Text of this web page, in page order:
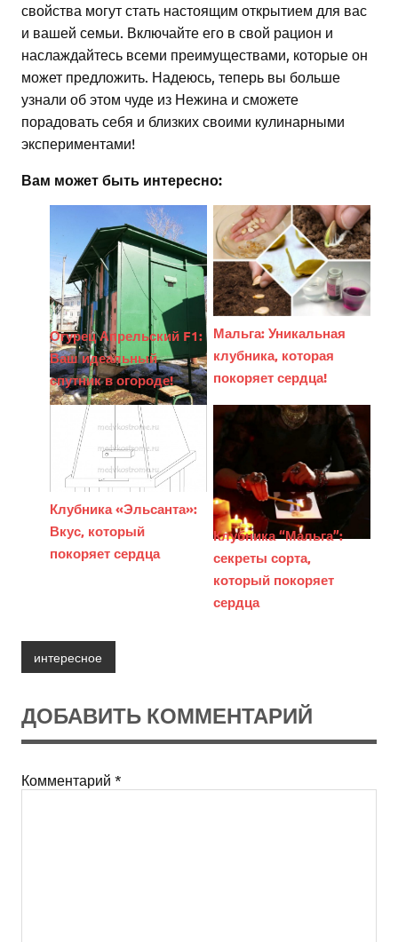
свойства могут стать настоящим открытием для вас
и вашей семьи. Включайте его в свой рацион и
наслаждайтесь всеми преимуществами, которые он
может предложить. Надеюсь, теперь вы больше
узнали об этом чуде из Нежина и сможете
порадовать себя и близких своими кулинарными
экспериментами!
Вам может быть интересно:
Огурец Апрельский F1:
Ваш идеальный
спутник в огороде!
Мальга: Уникальная
клубника, которая
покоряет сердца!
Клубника «Эльсанта»:
Вкус, который
покоряет сердца
Клубника “Мальга”:
секреты сорта,
который покоряет
сердца
интересное
ДОБАВИТЬ КОММЕНТАРИЙ
Комментарий *